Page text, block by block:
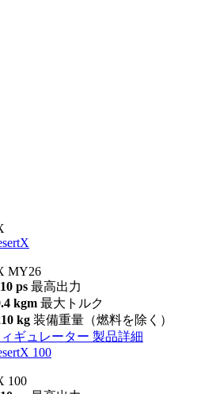
MY26
ps 最高出力
kgm 最大トルク
kg 装備重量（燃料を除く）
ギュレーター 製品詳細
100
100